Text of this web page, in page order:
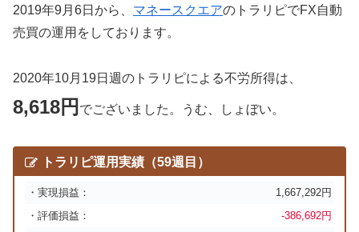
2019年9月6日から、 マネースクエアのトラリピでFX自動
売買の運用をしております。
2020年10月19日週のトラリピによる不労所得は、
8,618円 でございました。うむ、しょぼい。
トラリピ運用実績（59週目）
・実現損益：
1,667,292円
・評価損益：
-386,692円